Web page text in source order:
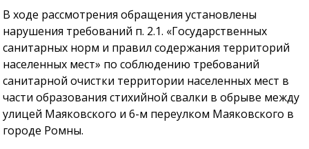
В ходе рассмотрения обращения установлены
нарушения требований п. 2.1. «Государственных
санитарных норм и правил содержания территорий
населенных мест» по соблюдению требований
санитарной очистки территории населенных мест в
части образования стихийной свалки в обрыве между
улицей Маяковского и 6-м переулком Маяковского в
городе Ромны.